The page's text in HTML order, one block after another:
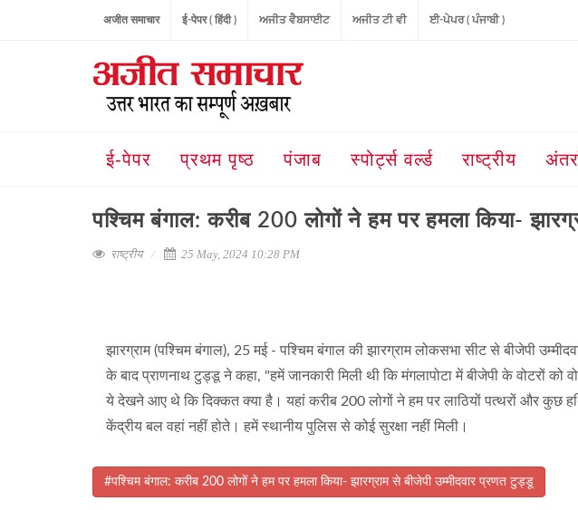
अजीत समाचार ई-पेपर ( हिंदी ) ਅਜੀਤ ਵੈਬਸਾਈਟ ਅਜੀਤ ਟੀ ਵੀ ਈ-ਪੇਪਰ ( ਪੰਜਾਬੀ )
ई-पेपर प्रथम पृष्ठ पंजाब स्पोर्ट्स वर्ल्ड राष्ट्रीय
पश्चिम बंगाल: करीब 200 लोगों ने हम पर हमला किया-
राष्ट्रीय 25 May, 2024 10:28 PM
झारग्राम (पश्चिम बंगाल), 25 मई - पश्चिम बंगाल की झारग्राम लोकसभा सीट से बीजेपी
के बाद प्राणनाथ टुड्डू ने कहा, "हमें जानकारी मिली थी कि मंगलापोटा में बीजेपी के वोटरों को
ये देखने आए थे कि दिक्कत क्या है। यहां करीब 200 लोगों ने हम पर लाठियों पत्थरों और कुछ
केंद्रीय बल वहां नहीं होते। हमें स्थानीय पुलिस से कोई सुरक्षा नहीं मिली।
#पश्चिम बंगाल: करीब 200 लोगों ने हम पर हमला किया- झारग्राम से बीजेपी उम्मीदवार प्रणत टुड्डू